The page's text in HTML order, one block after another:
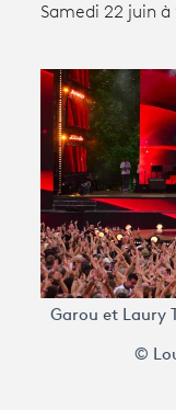
Samedi 22 juin à
Garou et Laury
©